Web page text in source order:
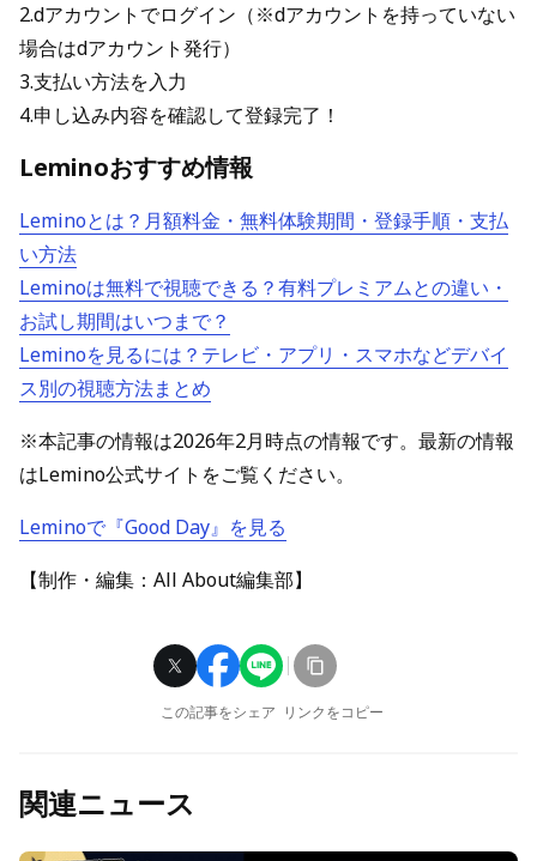
2.dアカウントでログイン（※dアカウントを持っていない
場合はdアカウント発行）
3.支払い方法を入力
4.申し込み内容を確認して登録完了！
Leminoおすすめ情報
Leminoとは？月額料金・無料体験期間・登録手順・支払
い方法
Leminoは無料で視聴できる？有料プレミアムとの違い・
お試し期間はいつまで？
Leminoを見るには？テレビ・アプリ・スマホなどデバイ
ス別の視聴方法まとめ
※本記事の情報は2026年2月時点の情報です。最新の情報
はLemino公式サイトをご覧ください。
Leminoで『Good Day』を見る
【制作・編集：All About編集部】
この記事をシェア リンクをコピー
関連ニュース